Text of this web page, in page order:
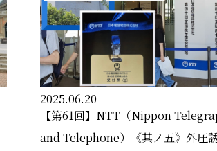
2025.06.20
【第61回】NTT（Nippon
and Telephone）《其ノ五》外圧